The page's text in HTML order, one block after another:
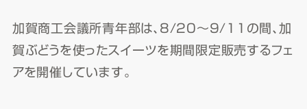
加賀商工会議所青年部は、8/20～9/11の間、加
賀ぶどうを使ったスイーツを期間限定販売するフェ
アを開催しています。